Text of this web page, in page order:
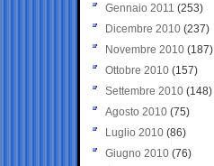
Gennaio 2011 (253)
Dicembre 2010 (237)
Novembre 2010 (187)
Ottobre 2010 (157)
Settembre 2010 (148)
Agosto 2010 (75)
Luglio 2010 (86)
Giugno 2010 (76)